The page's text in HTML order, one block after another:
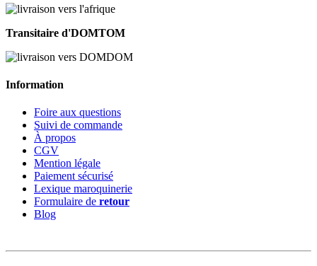
Transitaire d'DOMTOM
Information
Foire aux questions
Suivi de commande
À propos
CGV
Mention légale
Paiement sécurisé
Lexique maroquinerie
Formulaire de retour
Blog